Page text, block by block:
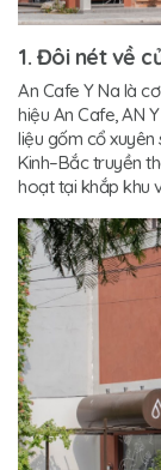
1. Đôi nét về
An Cafe Y Na là
hiệu An Cafe, AN
liệu gốm cổ xuyên
Kinh–Bắc truyền
hoạt tại khắp khu